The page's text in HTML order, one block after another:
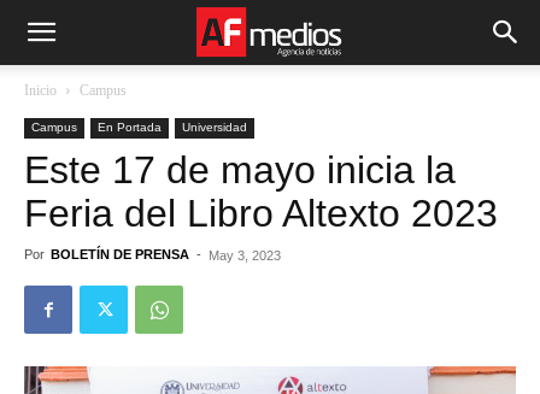
Inicio Campus
Campus En Portada Universidad
Este 17 de mayo inicia la
Feria del Libro Altexto 2023
Por BOLETÍN DE PRENSA - May 3, 2023